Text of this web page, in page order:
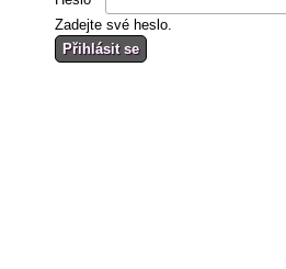
Zadejte své heslo.